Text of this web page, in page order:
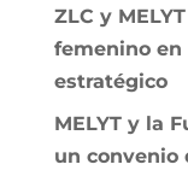
ZLC y
femenino en
estratégico
MELYT y la
un convenio